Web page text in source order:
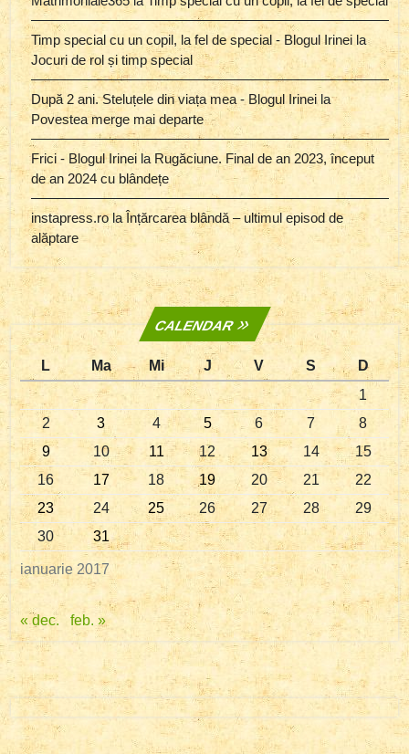
Timp special cu un copil, la fel de special - Blogul Irinei la
Jocuri de rol și timp special
După 2 ani. Steluțele din viața mea - Blogul Irineila
Povestea merge mai departe
Frici - Blogul Irinei laRugăciune. Final de an 2023, început
de an 2024 cu blândețe
instapress.rolaÎnțărcarea blândă – ultimul episod de
alăptare
CALENDAR
ianuarie 2017
L Ma Mi J V S
D
1
2
3 4 5 6 7
8
9
10 11 12 13 14
15
16
17 18 19 20 21
22
23
24 25 26 27 28
29
30
31
« dec. feb. »